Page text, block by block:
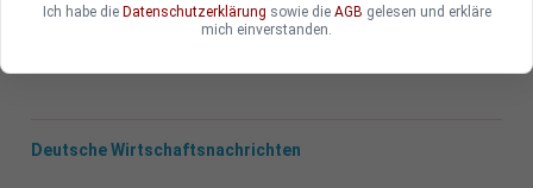
strategischen Rohstoff für Finanzmärkte und
industrielle Nachfrage?
Deutsche Wirtschaftsnachrichten
Ich habe die Datenschutzerklärung sowie die AGB gelesen und erkläre
mich einverstanden.